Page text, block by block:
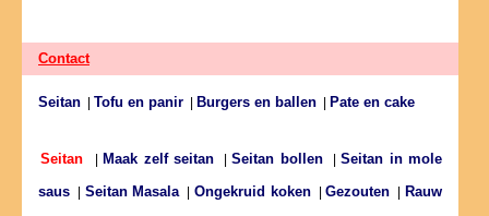
Contact
Seitan Tofu en panir Burgers en ballen Pate en cake
Seitan Maak zelf seitan |Seitan bollen|Seitan in mole
saus
Seitan Masala|Ongekruid koken|Gezouten
Rauw